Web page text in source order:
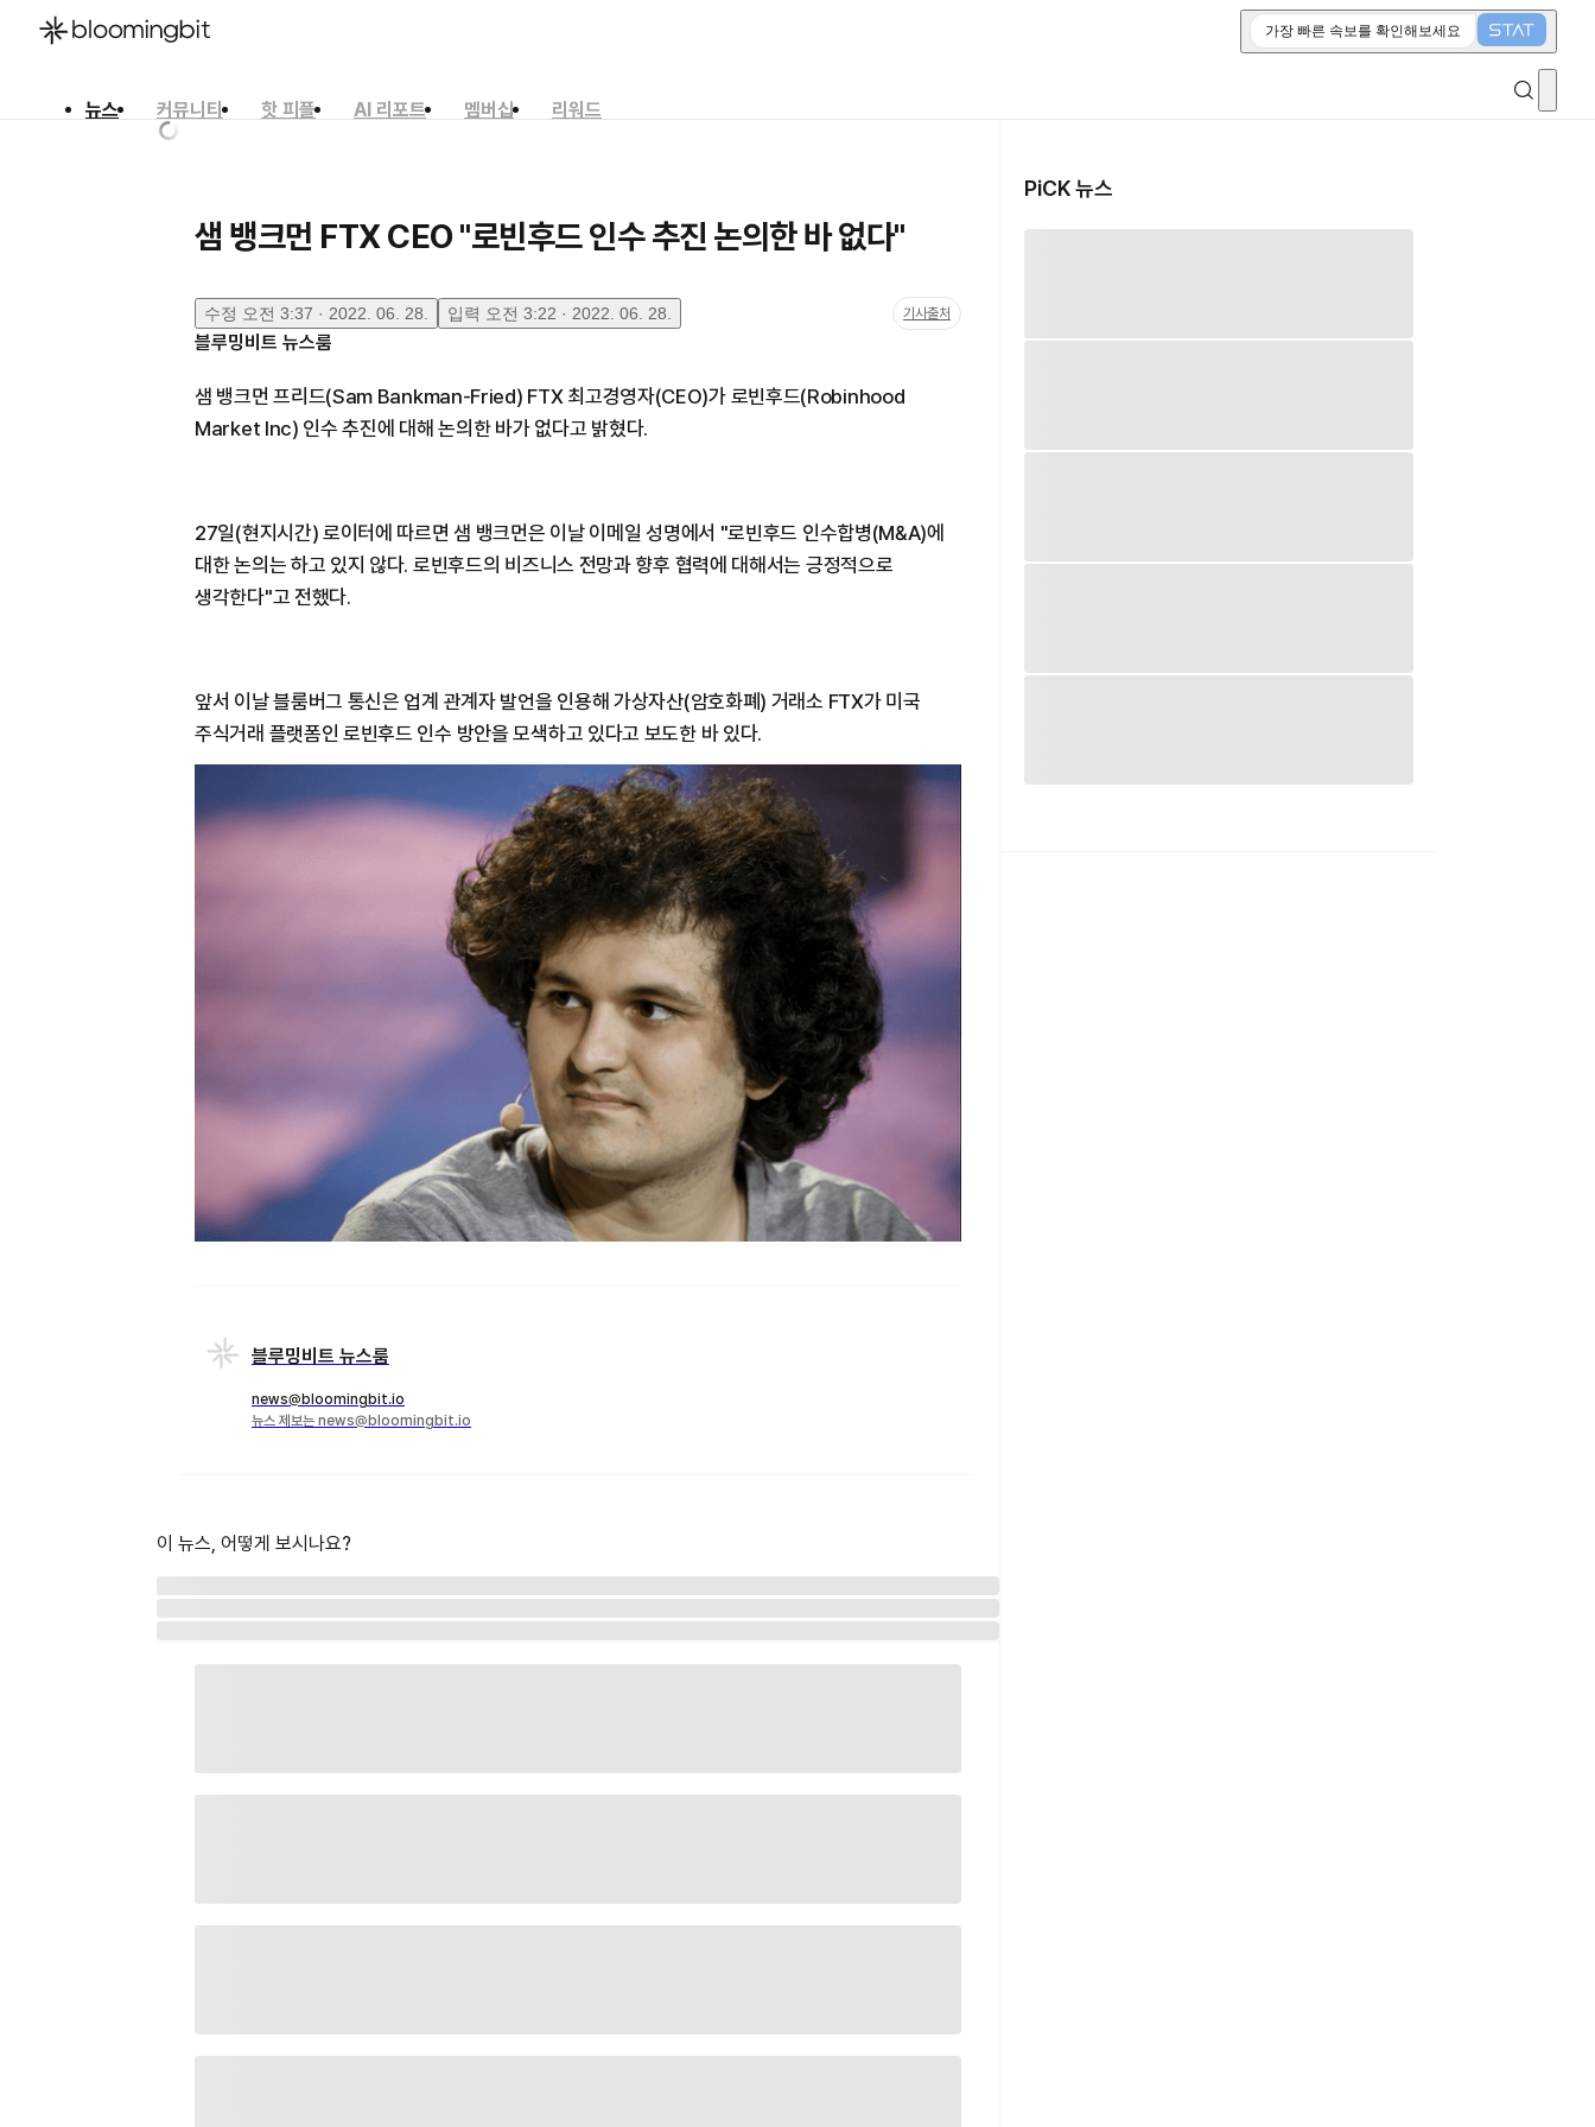
가장 빠른 속보를 확인해보세요
뉴스 커뮤니티 핫 피플 AI 리포트 멤버십
리워드
샘 뱅크먼 FTX CEO "로빈후드 인수 추진 논의한 바 없다"
수정 오전 3:37 · 2022. 06. 28. 입력 오전 3:22 · 2022. 06. 28. 기사출처
블루밍비트 뉴스룸
샘 뱅크먼 프리드(Sam Bankman-Fried) FTX 최고경영자(CEO)가 로빈후드(Robinhood
Market Inc) 인수 추진에 대해 논의한 바가 없다고 밝혔다.
27일(현지시간) 로이터에 따르면 샘 뱅크먼은 이날 이메일 성명에서 "로빈후드 인수합병(M&A)에
대한 논의는 하고 있지 않다. 로빈후드의 비즈니스 전망과 향후 협력에 대해서는 긍정적으로
생각한다"고 전했다.
앞서 이날 블룸버그 통신은 업계 관계자 발언을 인용해 가상자산(암호화폐) 거래소 FTX가 미국
주식거래 플랫폼인 로빈후드 인수 방안을 모색하고 있다고 보도한 바 있다.
블루밍비트 뉴스룸
news@bloomingbit.io
뉴스 제보는 news@bloomingbit.io
이 뉴스, 어떻게 보시나요?
PiCK 뉴스